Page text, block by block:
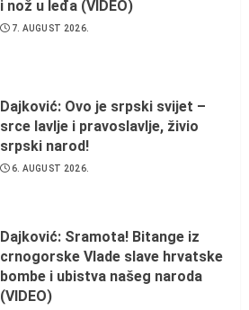
i nož u leđa (VIDEO)
7. AUGUST 2026.
Dajković: Ovo je srpski svijet –
srce lavlje i pravoslavlje, živio
srpski narod!
6. AUGUST 2026.
Dajković: Sramota! Bitange iz
crnogorske Vlade slave hrvatske
bombe i ubistva našeg naroda
(VIDEO)